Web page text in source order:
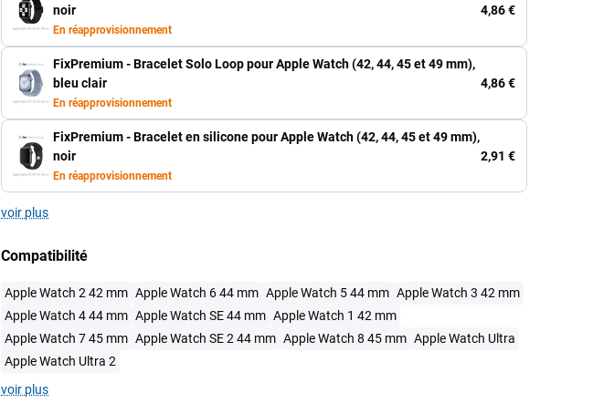
noir
En réapprovisionnement
4,86 €
FixPremium - Bracelet Solo Loop pour Apple Watch (42, 44, 45 et 49 mm),
bleu clair
En réapprovisionnement
4,86 €
FixPremium - Bracelet en silicone pour Apple Watch (42, 44, 45 et 49 mm),
noir
En réapprovisionnement
2,91 €
voir plus
Compatibilité
Apple Watch 2 42 mm Apple Watch 6 44 mm Apple Watch 5 44 mm Apple Watch 3 42 mm
Apple Watch 4 44 mm Apple Watch SE 44 mm Apple Watch 1 42 mm
Apple Watch 7 45 mm Apple Watch SE 2 44 mm Apple Watch 8 45 mm Apple Watch Ultra
Apple Watch Ultra 2
voir plus